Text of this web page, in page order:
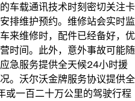
车载通讯技术时刻密切关注卡
排维护预约。维修站会实时监
来维修时，配件已经备好，优
时间。此外，意外事故可能随
急服务提供全天候24小时援
。沃尔沃金牌服务协议提供全
或一百二十万公里的驾驶行程